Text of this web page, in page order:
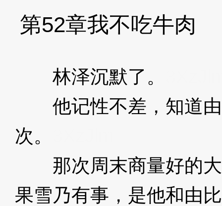
第52章我不吃牛肉
林泽沉默了。
他记性不差，知道由
次。
那次周末商量好的大
果雪乃有事，是他和由